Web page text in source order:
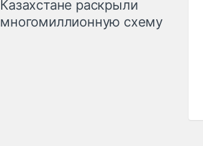
Казахстане раскрыли
многомиллионную схему